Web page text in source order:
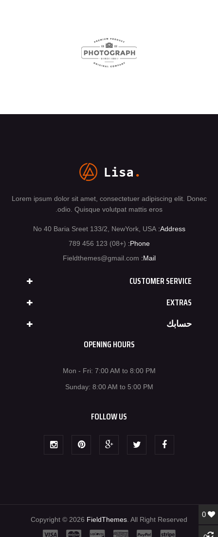
Lorem ipsum dolor sit amet, consectetuer adipiscing elit. Donec
odio. Quisque volutpat mattis eros.
Address:
No 40 Baria Sreet 133/2, NewYork, USA
Phone:
(+08) 123 456 789
Mail:
Fieldthemes@gmail.com
CUSTOMER SERVICE
EXTRAS
حسابك
OPENING HOURS
Mon - Fri: 7:00 AM to 8:00 PM
Sunday: 8:00 AM to 5:00 PM
FOLLOW US
Copyright © 2026 FieldThemes . All Right Reserved
0